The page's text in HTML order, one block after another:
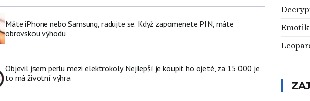
Máte iPhone nebo Samsung, radujte se. Když zapomenete PIN, máte
obrovskou výhodu
Objevil jsem perlu mezi elektrokoly. Nejlepší je koupit ho ojeté, za 15 000 je
to má životní výhra